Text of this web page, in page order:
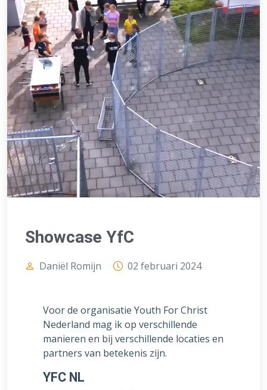
Showcase YfC
Daniël Romijn 02 februari 2024
Voor de organisatie Youth For Christ
Nederland mag ik op verschillende
manieren en bij verschillende locaties en
partners van betekenis zijn.
YFC NL